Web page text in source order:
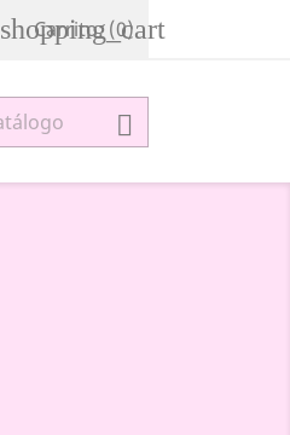
shopping_cart
Carrito: (0)
